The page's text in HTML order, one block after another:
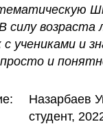
силу возраста
учениками и
и
Назарбаев
студент,